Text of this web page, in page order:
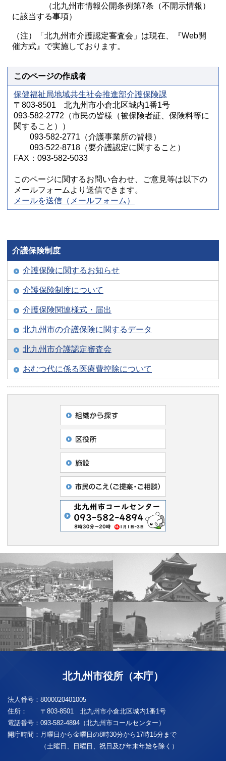
（北九州市情報公開条例第7条（不開示情報）
に該当する事項）
（注）「北九州市介護認定審査会」は現在、『Web開
催方式』で実施しております。
このページの作成者
保健福祉局地域共生社会推進部介護保険課
〒803-8501 北九州市小倉北区城内1番1号
093-582-2772（市民の皆様（被保険者証、保険料等に
関すること））
093-582-2771（介護事業所の皆様）
093-522-8718（要介護認定に関すること）
FAX：093-582-5033
このページに関するお問い合わせ、ご意見等は以下の
メールフォームより送信できます。
メールを送信（メールフォーム）
介護保険制度
介護保険に関するお知らせ
介護保険制度について
介護保険関連様式・届出
北九州市の介護保険に関するデータ
北九州市介護認定審査会
おむつ代に係る医療費控除について
北九州市役所（本庁）
法人番号： 8000020401005
住所：
〒803-8501 北九州市小倉北区城内1番1号
電話番号： 093-582-4894（北九州市コールセンター）
開庁時間： 月曜日から金曜日の8時30分から17時15分まで
（土曜日、日曜日、祝日及び年末年始を除く）